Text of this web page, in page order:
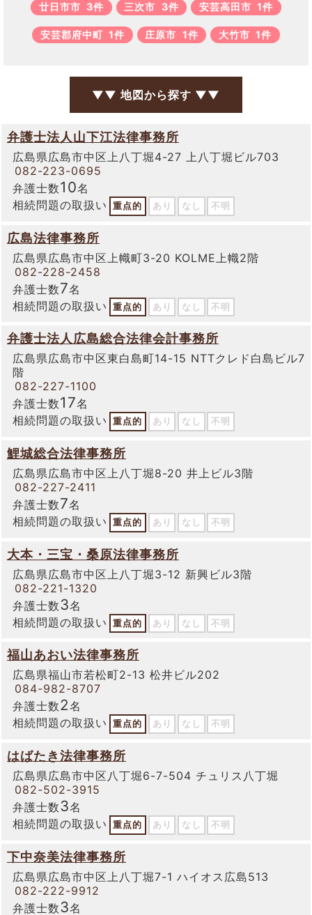
廿日市市 3件 三次市 3件 安芸高田市 1件
安芸郡府中町 1件 庄原市 1件 大竹市 1件
▼▼ 地図から探す ▼▼
弁護士法人山下江法律事務所
広島県広島市中区上八丁堀4-27 上八丁堀ビル703
082-223-0695
弁護士数10名
相続問題の取扱い
重点的 あり なし 不明
広島法律事務所
広島県広島市中区上幟町3-20 KOLME上幟2階
082-228-2458
弁護士数7名
相続問題の取扱い
重点的 あり なし 不明
弁護士法人広島総合法律会計事務所
広島県広島市中区東白島町14-15 NTTクレド白島ビル7
階
082-227-1100
弁護士数17名
相続問題の取扱い
重点的 あり なし 不明
鯉城総合法律事務所
広島県広島市中区上八丁堀8-20 井上ビル3階
082-227-2411
弁護士数7名
相続問題の取扱い
重点的 あり なし 不明
大本・三宝・桑原法律事務所
広島県広島市中区上八丁堀3-12 新興ビル3階
082-221-1320
弁護士数3名
相続問題の取扱い
重点的 あり なし 不明
福山あおい法律事務所
広島県福山市若松町2-13 松井ビル202
084-982-8707
弁護士数2名
相続問題の取扱い
重点的 あり なし 不明
はばたき法律事務所
広島県広島市中区八丁堀6-7-504 チュリス八丁堀
082-502-3915
弁護士数3名
相続問題の取扱い
重点的 あり なし 不明
下中奈美法律事務所
広島県広島市中区上八丁堀7-1 ハイオス広島513
082-222-9912
弁護士数3名